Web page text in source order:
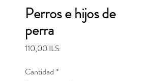
Perros e hijos de
perra
110,00 ILS
Cantidad *